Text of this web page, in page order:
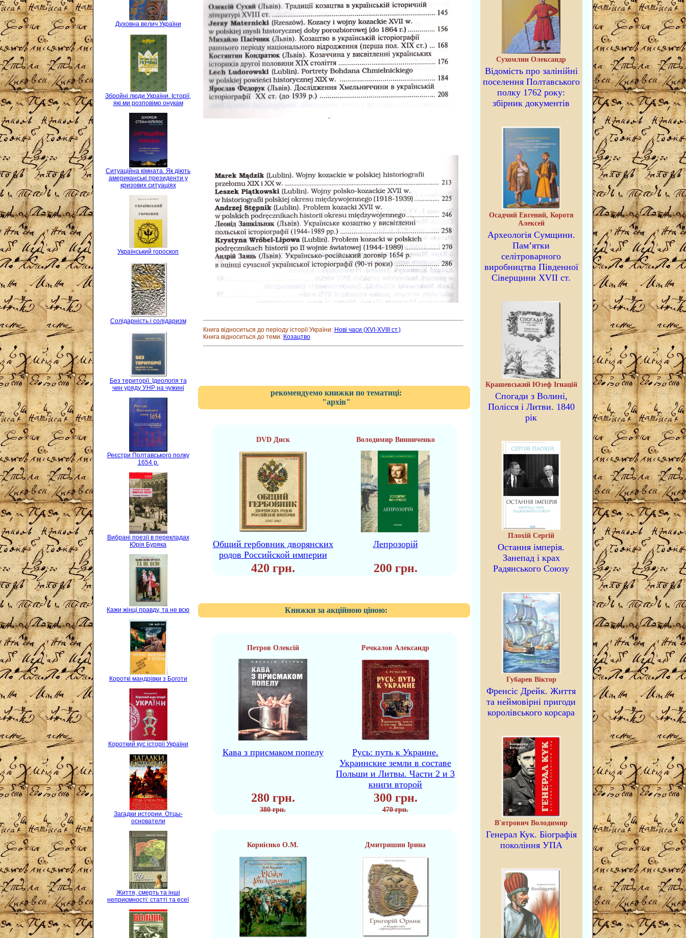
Духовна велич України
Збройні люди України. Історії,
які ми розповімо онукам
Ситуаційна кімната. Як діють
американські президенти у
кризових ситуаціях
Український гороскоп
Солідарність і солідаризм
Без території. Ідеологія та
чин уряду УНР на чужині
Реєстри Полтавського полку
1654 р.
Вибрані поезії в перекладах
Юрія Буряка
Кажи жінці правду, та не всю
Короткі мандрівки з Боготи
Короткий кус історії України
Загадки истории. Отцы-
основатели
Життя, смерть та інші
неприємності: статті та есеї
Книга відноситься до періоду історії України: Нові часи (XVI-XVIII ст.)
Книга відноситься до теми: Козацтво
рекомендуемо книжки по тематиці:
"архів"
DVD Диск Володимир Винниченко
Общий гербовник дворянских
родов Российской империи
Лепрозорій
420 грн. 200 грн.
Книжки за акційною ціною:
Петров Олексій Речкалов Александр
Кава з присмаком попелу
Русь: путь к Украине.
Украинские земли в составе
Польши и Литвы. Части 2 и 3
книги второй
280 грн. 300 грн.
380 грн. 470 грн.
Корнієнко О.М. Дмитришин Ірина
Сухомлин Олександр
Відомість про залінійні
поселення Полтавського
полку 1762 року:
збірник документів
Осадчий Евгений, Коротя
Алексей
Археологія Сумщини.
Пам’ятки
селітроварного
виробництва Південної
Сіверщини XVII ст.
Крашевський Юзеф Ігнацій
Спогади з Волині,
Полісся і Литви. 1840
рік
Плохій Сергій
Остання імперія.
Занепад і крах
Радянського Союзу
Губарев Віктор
Френсіс Дрейк. Життя
та неймовірні пригоди
королівського корсара
В'ятрович Володимир
Генерал Кук. Біографія
покоління УПА